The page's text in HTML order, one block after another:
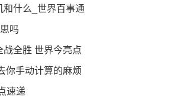
什么_世界百事通
吗
全胜 世界今亮点
你手动计算的麻烦
速递